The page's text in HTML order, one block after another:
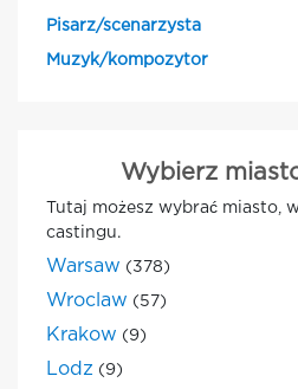
Pisarz/scenarzysta
Muzyk/kompozytor
Wybierz
Tutaj możesz wybrać miasto,
castingu.
Warsaw (378)
Wroclaw (57)
Krakow (9)
Lodz (9)